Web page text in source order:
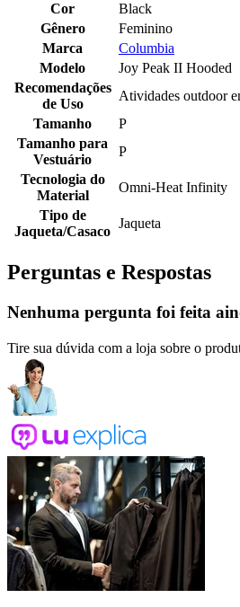
Cor
Black
Gênero
Feminino
Marca
Columbia
Modelo
Joy Peak II Hooded
Recomendações
de Uso
Atividades outdoor
Tamanho
P
Tamanho para
Vestuário
P
Tecnologia do
Material
Omni-Heat Infinity
Tipo de
Jaqueta/Casaco
Jaqueta
Perguntas e Respostas
Nenhuma pergunta foi feita
Tire sua dúvida com a loja sobre o